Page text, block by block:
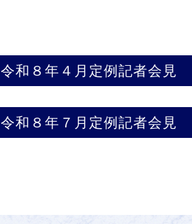
令和８年４月定例記者会見
令和８年７月定例記者会見